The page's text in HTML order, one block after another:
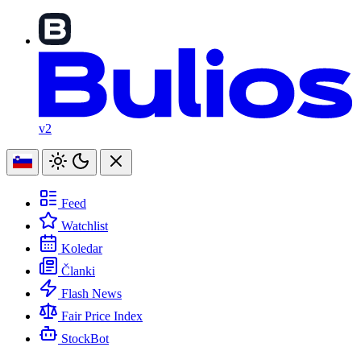
v2
Feed
Watchlist
Koledar
Članki
Flash News
Fair Price Index
StockBot